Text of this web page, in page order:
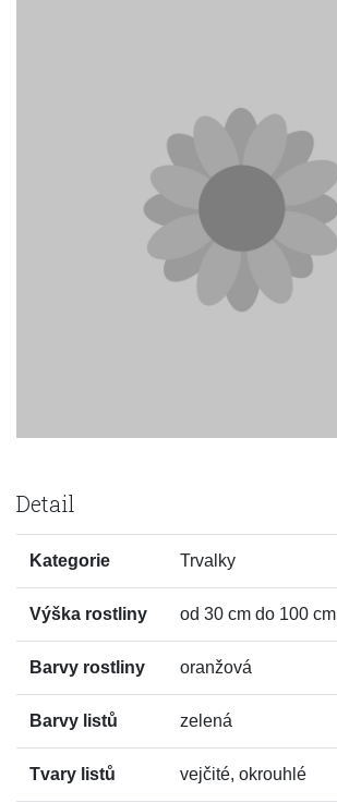
Detail
Kategorie Trvalky
Výška rostliny od 30 cm do 100 cm
Barvy rostliny oranžová
Barvy listů zelená
Tvary listů vejčité, okrouhlé